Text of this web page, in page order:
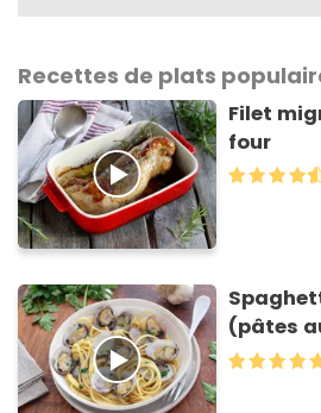
Recettes de plats
Filet
four
(pâtes